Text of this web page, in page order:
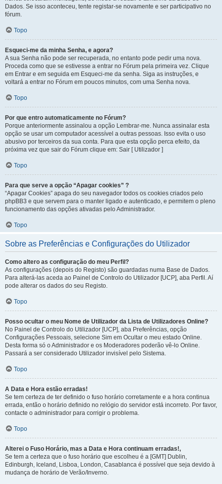
Dados. Se isso aconteceu, tente registar-se novamente e ser participativo no
fórum.
Topo
Esqueci-me da minha Senha, e agora?
A sua Senha não pode ser recuperada, no entanto pode pedir uma nova.
Proceda como que se estivesse a entrar no Fórum pela primeira vez. Clique
em Entrar e em seguida em Esqueci-me da senha. Siga as instruções, e
voltará a entrar no Fórum em poucos minutos, com uma Senha nova.
Topo
Por que entro automaticamente no Fórum?
Porque anteriormente assinalou a opção Lembrar-me. Nunca assinalar esta
opção se usar um computador acessível a outras pessoas. Isso evita o uso
abusivo por terceiros da sua conta. Para que esta opção perca efeito, da
próxima vez que sair do Fórum clique em: Sair [ Utilizador ]
Topo
Para que serve a opção “Apagar cookies” ?
“Apagar Cookies” apaga do seu navegador todos os cookies criados pelo
phpBB3 e que servem para o manter ligado e autenticado, e permitem o pleno
funcionamento das opções ativadas pelo Administrador.
Topo
Sobre as Preferências e Configurações do Utilizador
Como altero as configuração do meu Perfil?
As configurações (depois do Registo) são guardadas numa Base de Dados.
Para alterá-las aceda ao Painel de Controlo do Utilizador [UCP], aba Perfil. Aí
pode alterar os dados do seu Registo.
Topo
Posso ocultar o meu Nome de Utilizador da Lista de Utilizadores Online?
No Painel de Controlo do Utilizador [UCP], aba Preferências, opção
Configurações Pessoais, selecione Sim em Ocultar o meu estado Online.
Desta forma só o Administrador e os Moderadores poderão vê-lo Online.
Passará a ser considerado Utilizador invisível pelo Sistema.
Topo
A Data e Hora estão erradas!
Se tem certeza de ter definido o fuso horário corretamente e a hora continua
errada, então o horário definido no relógio do servidor está incorreto. Por favor,
contacte o administrador para corrigir o problema.
Topo
Alterei o Fuso Horário, mas a Data e Hora continuam erradas!,
Se tem a certeza que o fuso horário que escolheu é a [GMT] Dublin,
Edinburgh, Iceland, Lisboa, London, Casablanca é possível que seja devido à
mudança de horário de Verão/Inverno.